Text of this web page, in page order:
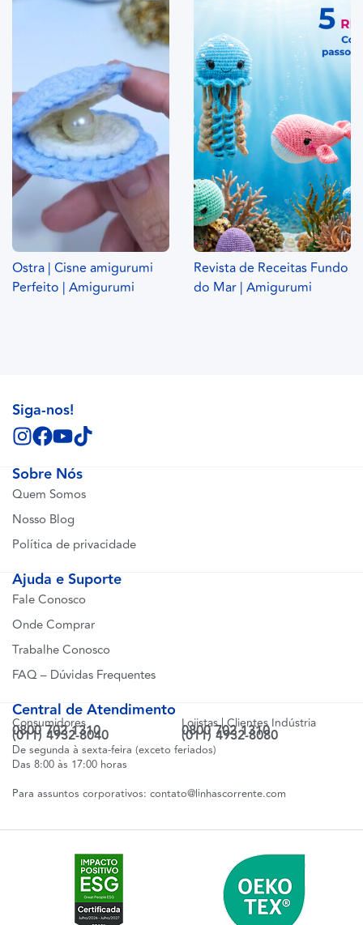
Ostra | Cisne amigurumi
Perfeito | Amigurumi
Revista de Receitas Fundo
do Mar | Amigurumi
Sobre Nós
Quem Somos
Nosso Blog
Política de privacidade
Ajuda e Suporte
Fale Conosco
Onde Comprar
Trabalhe Conosco
FAQ – Dúvidas Frequentes
Central de Atendimento
Consumidores
0800 702 1310
(011) 4932-8040
Lojistas | Clientes Indústria
0800 702 1310
(011) 4932-8080
De segunda à sexta-feira (exceto feriados)
Das 8:00 às 17:00 horas
Para assuntos corporativos: contato@linhascorrente.com
Siga-nos!